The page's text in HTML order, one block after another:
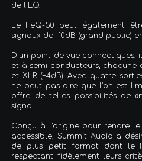
de l'EQ.
Le FeQ-50 peut également
signaux de -10dB (grand public)
D'un point de vue connectiques,
et à semi-conducteurs, chacune
et XLR (+4dB). Avec quatre
ne peut pas dire que l'on est
offre de telles possibilités de
signal.
Conçu à l'origine pour rendre
accessible, Summit Audio a
de plus petit format dont le
respectant fidèlement leurs